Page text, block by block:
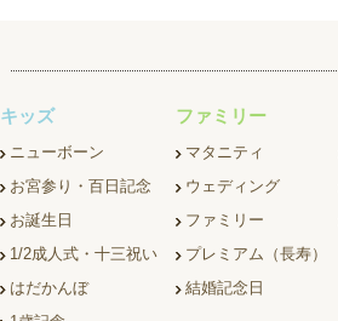
キッズ
ニューボーン
お宮参り・百日記念
お誕生日
1/2成人式・十三祝い
はだかんぼ
ファミリー
マタニティ
ウェディング
ファミリー
プレミアム（長寿）
結婚記念日